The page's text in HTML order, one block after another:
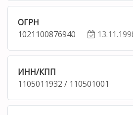
ОГРН
1021100876940
ИНН/КПП
1105011932 / 110501001